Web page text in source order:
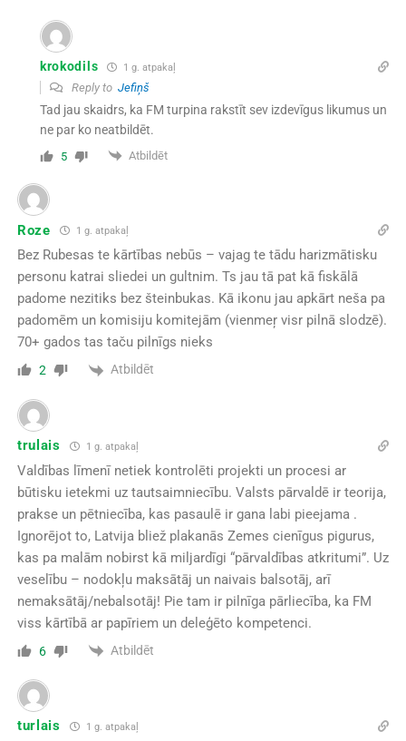
krokodils 1 g. atpakaļ
Reply to Jefiņš
Tad jau skaidrs, ka FM turpina rakstīt sev izdevīgus likumus un
ne par ko neatbildēt.
5 Atbildēt
Roze 1 g. atpakaļ
Bez Rubesas te kārtības nebūs – vajag te tādu harizmātisku
personu katrai sliedei un gultnim. Ts jau tā pat kā fiskālā
padome nezitiks bez šteinbukas. Kā ikonu jau apkārt neša pa
padomēm un komisiju komitejām (vienmeŗ visr pilnā slodzē).
70+ gados tas taču pilnīgs nieks
2 Atbildēt
trulais 1 g. atpakaļ
Valdības līmenī netiek kontrolēti projekti un procesi ar
būtisku ietekmi uz tautsaimniecību. Valsts pārvaldē ir teorija,
prakse un pētniecība, kas pasaulē ir gana labi pieejama .
Ignorējot to, Latvija bliež plakanās Zemes cienīgus pigurus,
kas pa malām nobirst kā miljardīgi “pārvaldības atkritumi”. Uz
veselību – nodokļu maksātāj un naivais balsotāj, arī
nemaksātāj/nebalsotāj! Pie tam ir pilnīga pārliecība, ka FM
viss kārtībā ar papīriem un deleģēto kompetenci.
6 Atbildēt
turlais 1 g. atpakaļ